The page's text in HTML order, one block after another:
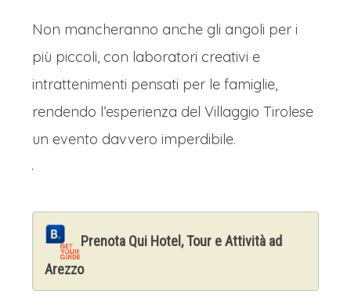
Non mancheranno anche gli angoli per i
più piccoli, con laboratori creativi e
intrattenimenti pensati per le famiglie,
rendendo l’esperienza del Villaggio Tirolese
un evento davvero imperdibile.
Prenota Qui Hotel, Tour e Attività ad
Arezzo